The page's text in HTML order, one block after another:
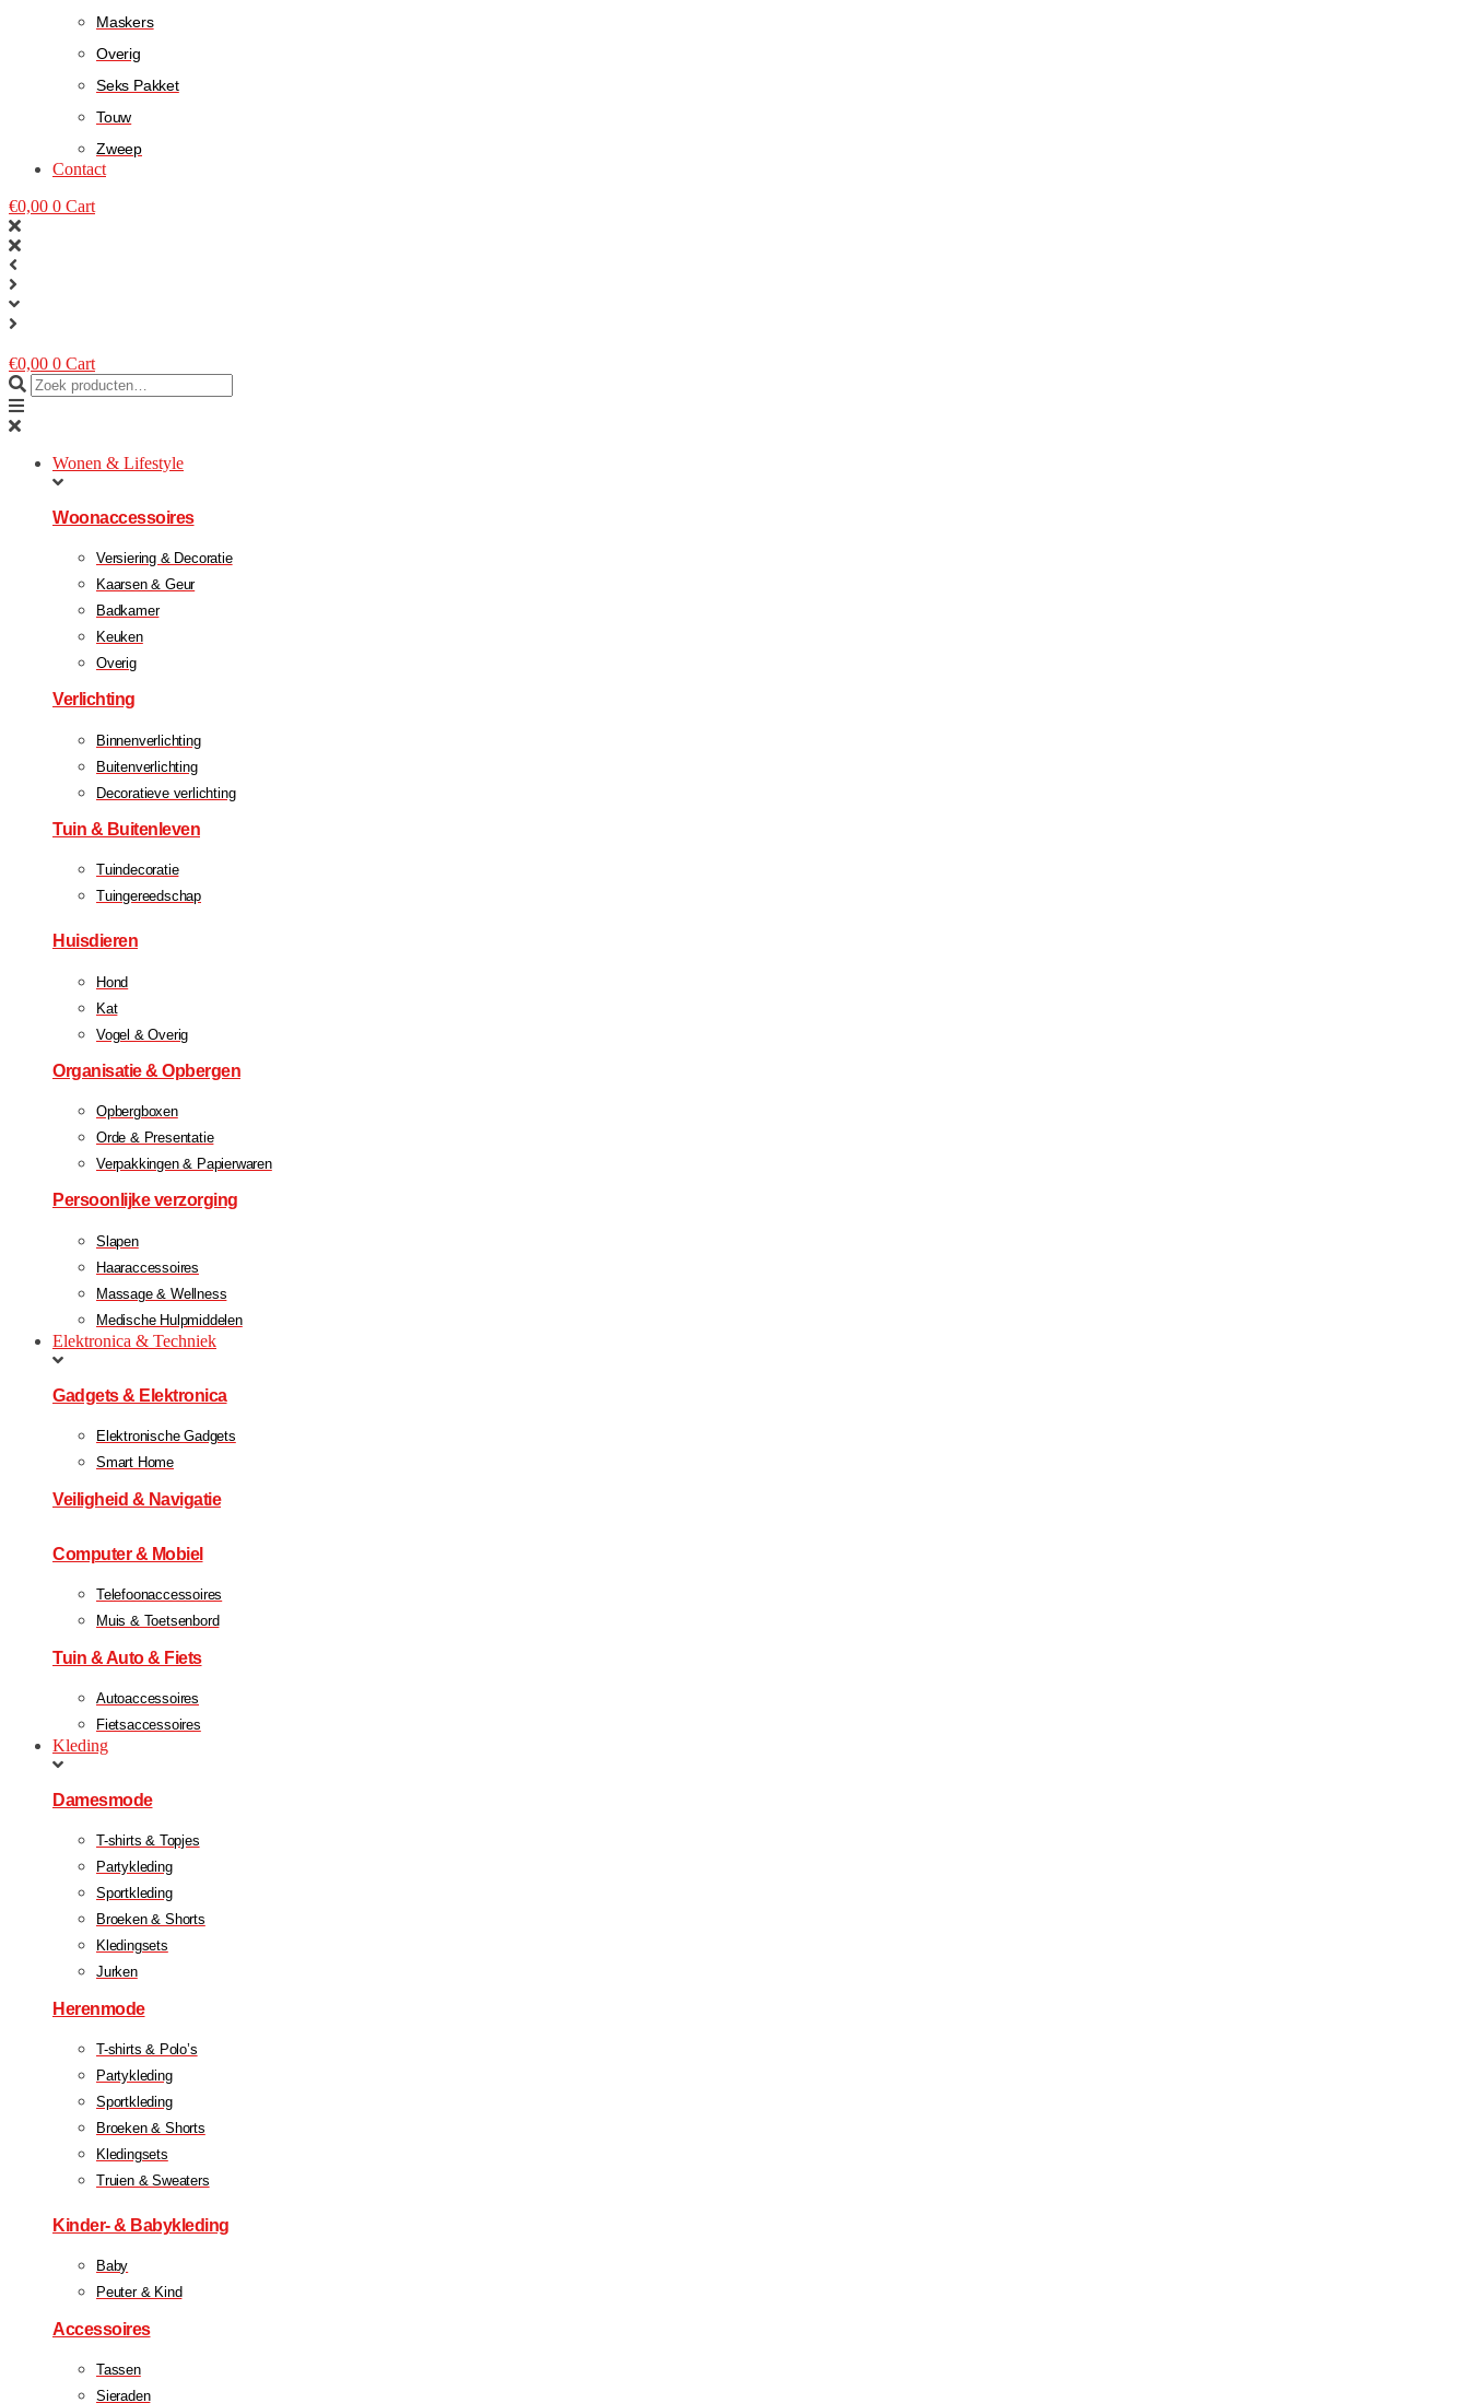
Maskers
Overig
Seks Pakket
Touw
Zweep
Contact
€0,00 0 Cart
€0,00 0 Cart
Wonen & Lifestyle
Woonaccessoires
Versiering & Decoratie
Kaarsen & Geur
Badkamer
Keuken
Overig
Verlichting
Binnenverlichting
Buitenverlichting
Decoratieve verlichting
Tuin & Buitenleven
Tuindecoratie
Tuingereedschap
Huisdieren
Hond
Kat
Vogel & Overig
Organisatie & Opbergen
Opbergboxen
Orde & Presentatie
Verpakkingen & Papierwaren
Persoonlijke verzorging
Slapen
Haaraccessoires
Massage & Wellness
Medische Hulpmiddelen
Elektronica & Techniek
Gadgets & Elektronica
Elektronische Gadgets
Smart Home
Veiligheid & Navigatie
Computer & Mobiel
Telefoonaccessoires
Muis & Toetsenbord
Tuin & Auto & Fiets
Autoaccessoires
Fietsaccessoires
Kleding
Damesmode
T-shirts & Topjes
Partykleding
Sportkleding
Broeken & Shorts
Kledingsets
Jurken
Herenmode
T-shirts & Polo’s
Partykleding
Sportkleding
Broeken & Shorts
Kledingsets
Truien & Sweaters
Kinder- & Babykleding
Baby
Peuter & Kind
Accessoires
Tassen
Sieraden